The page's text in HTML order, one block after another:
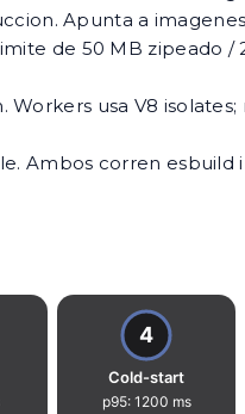
Apunta a
de 50 MB zipeado
usa V8
Ambos corren